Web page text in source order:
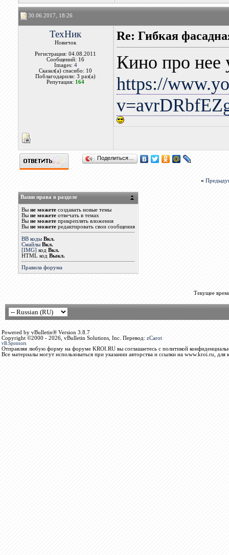
30.06.2017, 18:26
ТехНик
Новичок
Регистрация: 04.08.2011
Сообщений: 16
Images: 4
Сказал(а) спасибо: 10
Поблагодарили: 3 раз(а)
Репутация: 164
Re: Гибкая
Кино про нее
https://
Поделиться…
«
Ваши права в разделе
Вы не можетесоздавать новые темы
Вы не можетеотвечать в темах
Вы не можетеприкреплять вложения
Вы не можетередактировать свои сообщения
BB коды Вкл.
Смайлы Вкл.
[IMG] код Вкл.
HTML код Выкл.
Правила форума
Текущее
Powered by vBulletin® Version 3.8.7
Copyright ©2000 - 2026, vBulletin Solutions, Inc. Перевод: zCarot
vB.Sponsors
Отправляя любую форму на форуме KROI.RU вы соглашаетесь с политикой
Все материалы могут использоваться при указании авторства и ссылки на www.kroi.ru, для